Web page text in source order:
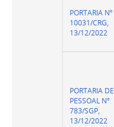
PORTARIA Nº
10031/CRG,
13/12/2022
PORTARIA DE
PESSOAL Nº
783/SGP,
13/12/2022